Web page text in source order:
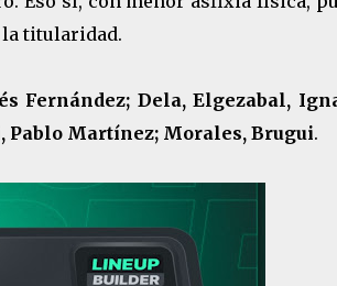
la titularidad.
Fernández; Dela, Elgezabal,
Pablo Martínez; Morales, Brugui.